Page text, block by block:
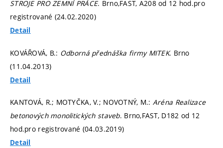
STROJE PRO ZEMNÍ PRÁCE. Brno,FAST, A208 od 12 hod.pro
registrované (24.02.2020)
Detail
KOVÁŘOVÁ, B.: Odborná přednáška firmy MITEK. Brno
(11.04.2013)
Detail
KANTOVÁ, R.; MOTYČKA, V.; NOVOTNÝ, M.: Aréna Realizace
betonových monolitických staveb. Brno,FAST, D182 od 12
hod.pro registrované (04.03.2019)
Detail